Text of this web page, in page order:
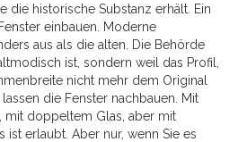
die historische Substanz erhält. Ein
einbauen. Moderne
aus als die alten. Die Behörde
ist, sondern weil das Profil,
nicht mehr dem Original
die Fenster nachbauen. Mit
doppeltem Glas, aber mit
ist erlaubt. Aber nur, wenn Sie es